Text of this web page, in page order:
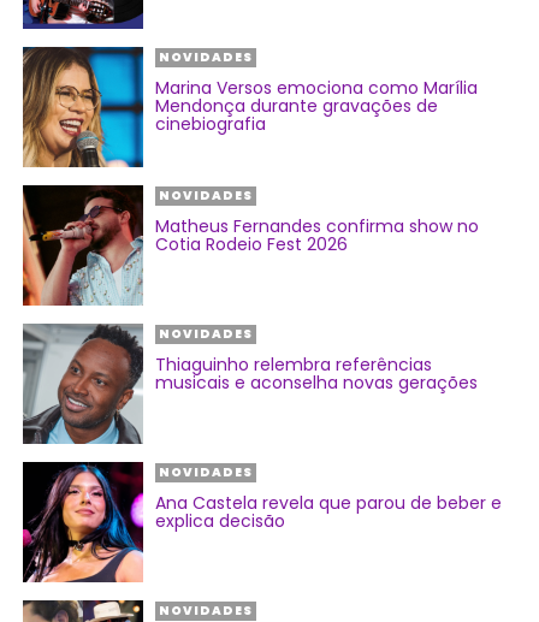
NOVIDADES
Marina Versos emociona como Marília
Mendonça durante gravações de
cinebiografia
NOVIDADES
Matheus Fernandes confirma show no
Cotia Rodeio Fest 2026
NOVIDADES
Thiaguinho relembra referências
musicais e aconselha novas gerações
NOVIDADES
Ana Castela revela que parou de beber e
explica decisão
NOVIDADES